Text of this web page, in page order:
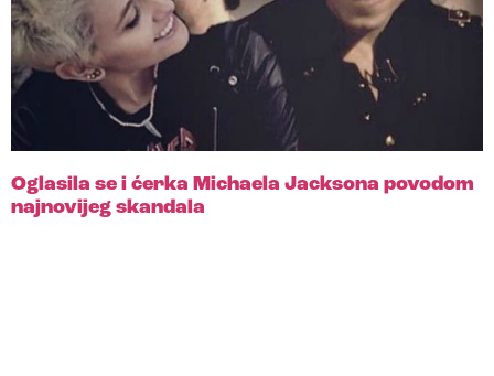
Oglasila se i ćerka Michaela Jacksona povodom
najnovijeg skandala